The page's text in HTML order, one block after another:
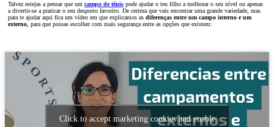
Talvez estejas a pensar que um campo de ténis pode ajudar o teu filho a melhorar o seu nível ou apenas
a divertir-se a praticar o seu desporto favorito. De certeza que vais encontrar uma grande variedade, mas
para te ajudar aqui fica um vídeo em que explicamos as diferenças entre um campo interno e um
externo, para que possas escolher com mais segurança entre as opções que existem:
Click to accept marketing cookies and enable